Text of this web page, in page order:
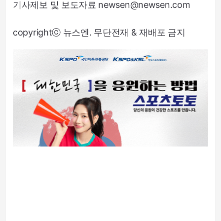
기사제보 및 보도자료 newsen@newsen.com
copyrightⓒ 뉴스엔. 무단전재 & 재배포 금지